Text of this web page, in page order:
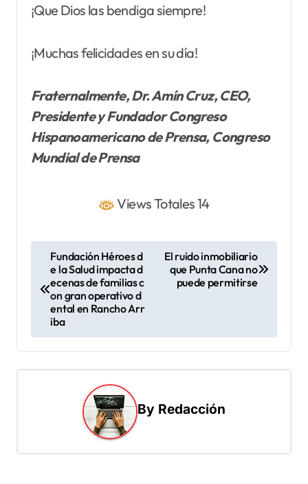
¡Que Dios las bendiga siempre!
¡Muchas felicidades en su día!
Fraternalmente, Dr. Amín Cruz, CEO,
Presidente y Fundador Congreso
Hispanoamericano de Prensa, Congreso
Mundial de Prensa
Views Totales 14
g
a
n
Fundación Héroes d
e la Salud impacta d
ecenas de familias c
on gran operativo d
ental en Rancho Arr
iba
El ruido inmobiliario
que Punta Cana no
puede permitirse
By Redacción